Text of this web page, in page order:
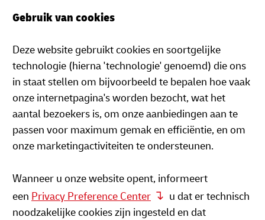
Gebruik van cookies
Deze website gebruikt cookies en soortgelijke
technologie (hierna 'technologie' genoemd) die ons
in staat stellen om bijvoorbeeld te bepalen hoe vaak
onze internetpagina's worden bezocht, wat het
aantal bezoekers is, om onze aanbiedingen aan te
passen voor maximum gemak en efficiëntie, en om
onze marketingactiviteiten te ondersteunen.
Wanneer u onze website opent, informeert
een Privacy Preference Center
u dat er technisch
noodzakelijke cookies zijn ingesteld en dat